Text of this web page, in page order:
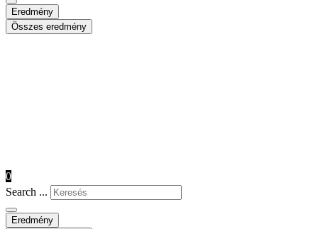
Eredmény
Összes eredmény
0
Search ...
Eredmény